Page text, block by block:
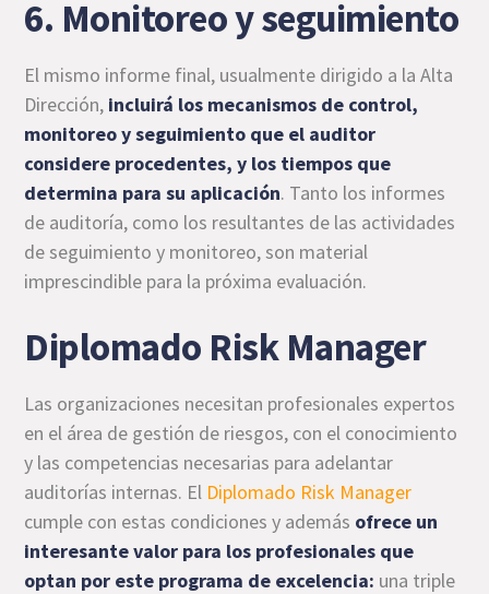
6. Monitoreo y seguimiento
El mismo informe final, usualmente dirigido a la Alta
Dirección, incluirá los mecanismos de control,
monitoreo y seguimiento que el auditor
considere procedentes, y los tiempos que
determina para su aplicación. Tanto los informes
de auditoría, como los resultantes de las actividades
de seguimiento y monitoreo, son material
imprescindible para la próxima evaluación.
Diplomado Risk Manager
Las organizaciones necesitan profesionales expertos
en el área de gestión de riesgos, con el conocimiento
y las competencias necesarias para adelantar
auditorías internas. El Diplomado Risk Manager
cumple con estas condiciones y además ofrece un
interesante valor para los profesionales que
optan por este programa de excelencia: una triple